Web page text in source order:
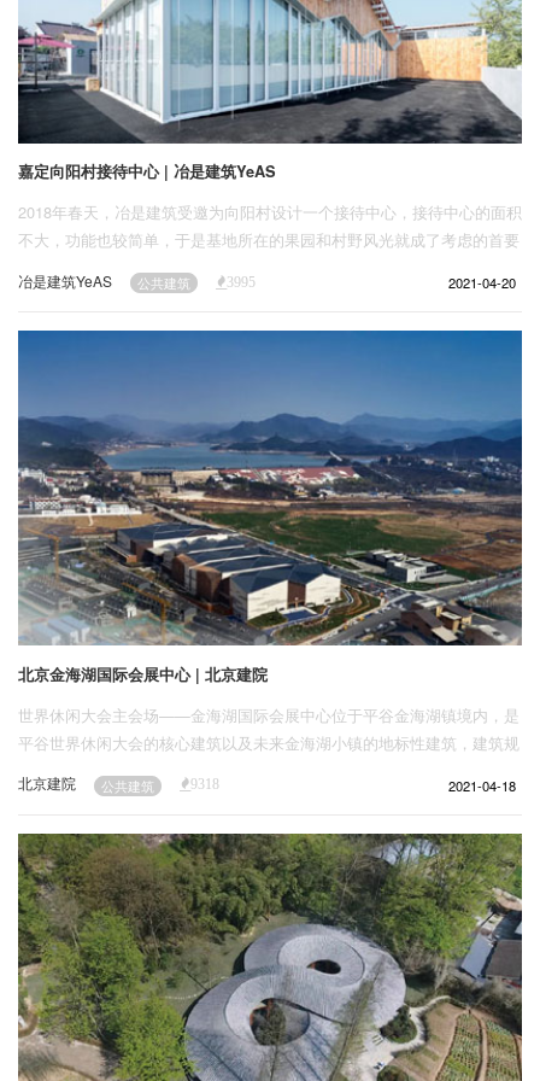
嘉定向阳村接待中心 | 冶是建筑YeAS
2018年春天，冶是建筑受邀为向阳村设计一个接待中心，接待中心的面积
不大，功能也较简单，于是基地所在的果园和村野风光就成了考虑的首要
条件。设计希望将立面尽可能开放，让环境渗透入室内。这影响了结构上
的决定：常用的粗柱子被打散成截面细窄的柱列，以轻钢密柱结构围合边
冶是建筑YeAS 公共建筑 3995 2021-04-20
北京金海湖国际会展中心 | 北京建院
世界休闲大会主会场——金海湖国际会展中心位于平谷金海湖镇境内，是
平谷世界休闲大会的核心建筑以及未来金海湖小镇的地标性建筑，建筑规
模约6.4万平方米。北京市建筑设计研究院有限公司承担了本届世界休闲
大会主会场设计和金海湖镇的城市设计工作。
北京建院 公共建筑 9318 2021-04-18